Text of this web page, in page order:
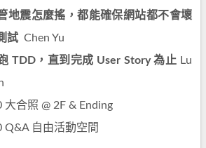
地震怎麼搖，都能確保網站都不會壞
試 Chen Yu
TDD，直到完成 User Story 為止 Lu
大合照 @ 2F & Ending
Q&A 自由活動空間